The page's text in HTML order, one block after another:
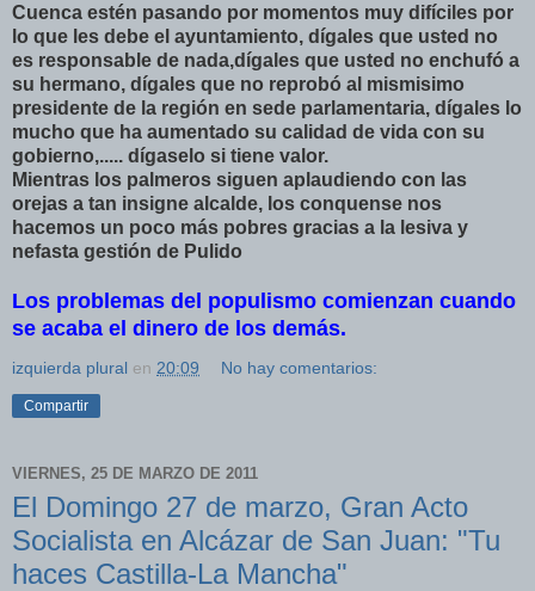
Cuenca estén pasando por momentos muy difíciles por
lo que les debe el ayuntamiento, dígales que usted no
es responsable de nada,dígales que usted no enchufó a
su hermano, dígales que no reprobó al mismisimo
presidente de la región en sede parlamentaria, dígales lo
mucho que ha aumentado su calidad de vida con su
gobierno,..... dígaselo si tiene valor.
Mientras los palmeros siguen aplaudiendo con las
orejas a tan insigne alcalde, los conquense nos
hacemos un poco más pobres gracias a la lesiva y
nefasta gestión de Pulido
Los problemas del populismo comienzan cuando
se acaba el dinero de los demás.
izquierda plural en 20:09 No hay comentarios:
Compartir
VIERNES, 25 DE MARZO DE 2011
El Domingo 27 de marzo, Gran Acto
Socialista en Alcázar de San Juan: "Tu
haces Castilla-La Mancha"